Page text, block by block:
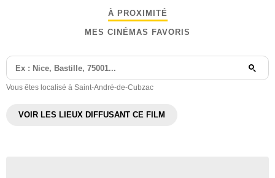
À PROXIMITÉ
MES CINÉMAS FAVORIS
Vous êtes localisé à Saint-André-de-Cubzac
VOIR LES LIEUX DIFFUSANT CE FILM